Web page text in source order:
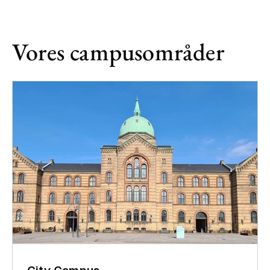
Vores campusområder